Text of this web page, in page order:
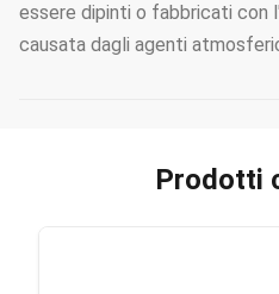
essere dipinti o fabbricati con
causata dagli agenti
Prodotti